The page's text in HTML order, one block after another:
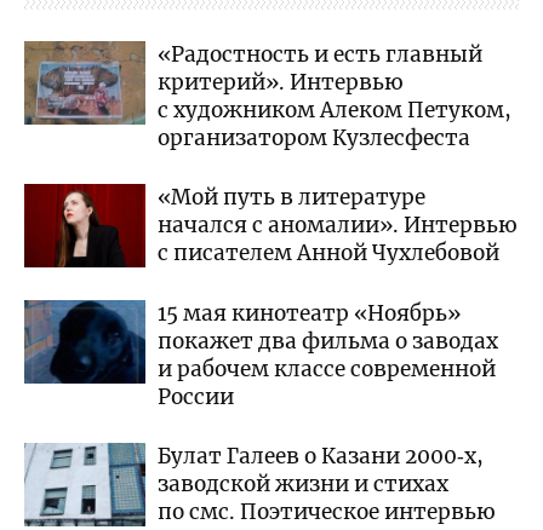
«Радостность и есть главный
критерий». Интервью
с художником Алеком Петуком,
организатором Кузлесфеста
«Мой путь в литературе
начался с аномалии». Интервью
с писателем Анной Чухлебовой
15 мая кинотеатр «Ноябрь»
покажет два фильма о заводах
и рабочем классе современной
России
Булат Галеев о Казани 2000‑х,
заводской жизни и стихах
по смс. Поэтическое интервью